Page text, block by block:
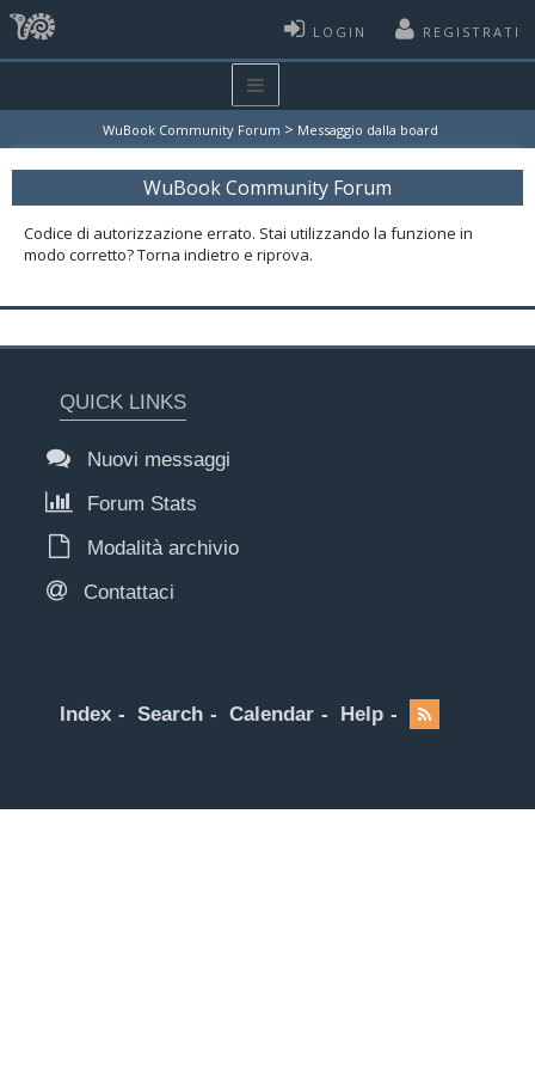
LOGIN REGISTRATI
WuBook Community Forum > Messaggio dalla board
WuBook Community Forum
Codice di autorizzazione errato. Stai utilizzando la funzione in
modo corretto? Torna indietro e riprova.
QUICK LINKS
Nuovi messaggi
Forum Stats
Modalità archivio
Contattaci
Index Search Calendar Help